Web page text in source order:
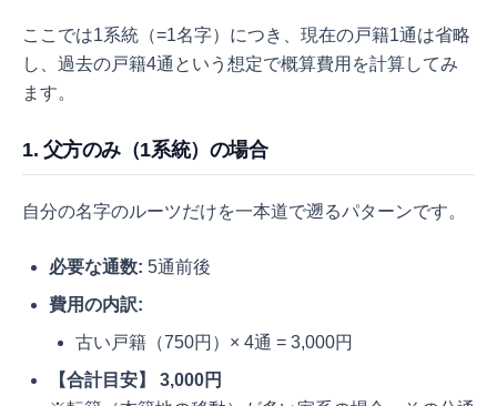
ここでは1系統（=1名字）につき、現在の戸籍1通は省略
し、過去の戸籍4通という想定で概算費用を計算してみ
ます。
1. 父方のみ（1系統）の場合
自分の名字のルーツだけを一本道で遡るパターンです。
必要な通数: 5通前後
費用の内訳:
古い戸籍（750円）× 4通 = 3,000円
【合計目安】 3,000円